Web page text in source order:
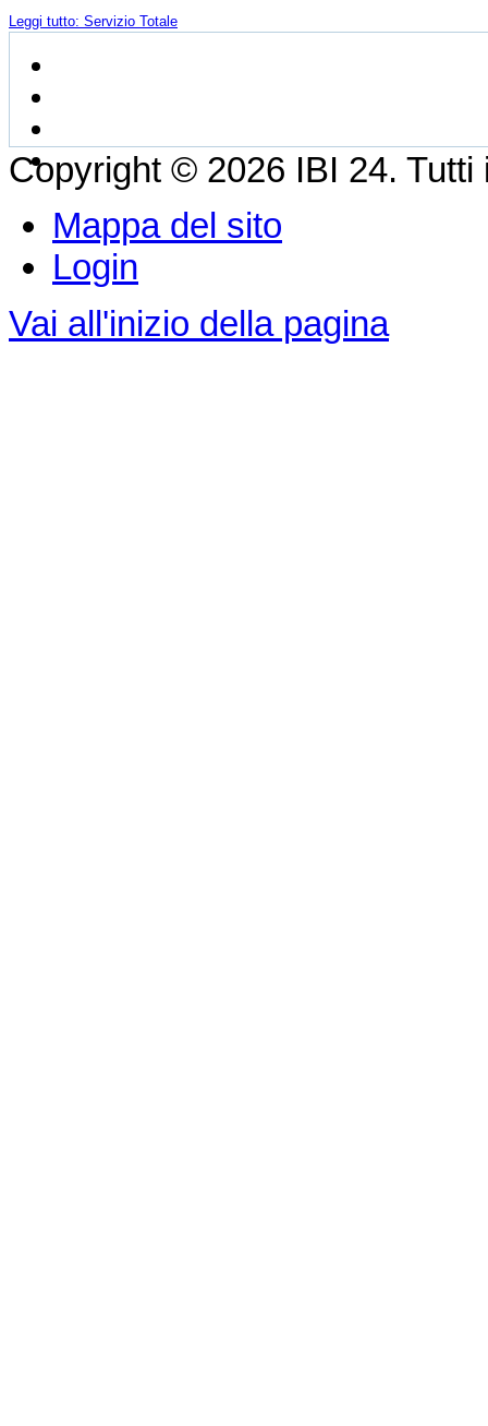
Leggi tutto: Servizio Totale
Copyright © 2026 IBI 24. Tutti
Mappa del sito
Login
Vai all'inizio della pagina